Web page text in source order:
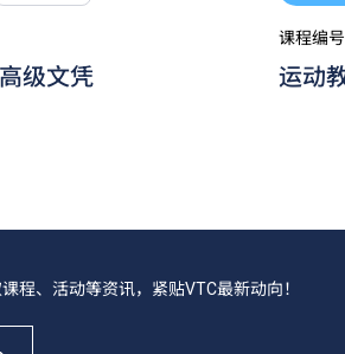
级文凭
课程编
运动
程、活动等资讯，紧贴VTC最新动向！